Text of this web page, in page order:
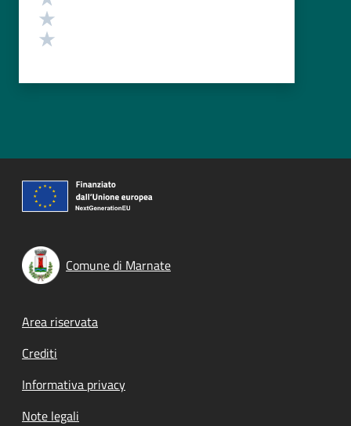
Comune di Marnate
Footer menu
Area riservata
Crediti
Informativa privacy
Note legali